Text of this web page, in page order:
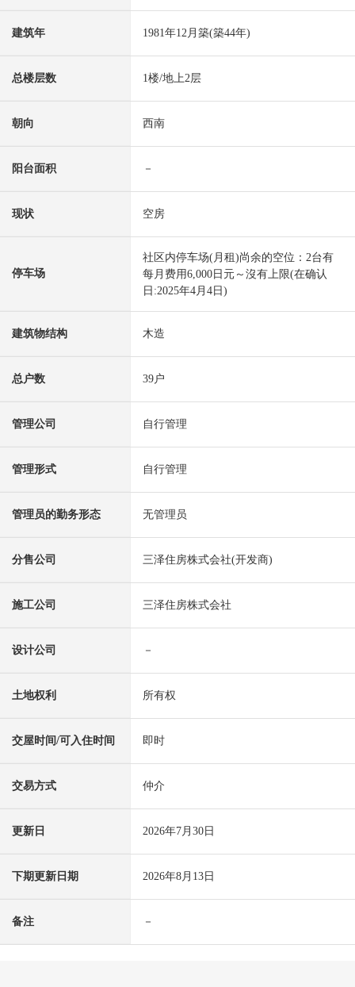
建筑年 1981年12月築(築44年)
总楼层数 1楼/地上2层
朝向 西南
阳台面积 －
现状 空房
停车场
社区内停车场(月租)尚余的空位：2台有
每月费用6,000日元～沒有上限(在确认
日:2025年4月4日)
建筑物结构 木造
总户数 39户
管理公司 自行管理
管理形式 自行管理
管理员的勤务形态 无管理员
分售公司 三泽住房株式会社(开发商)
施工公司 三泽住房株式会社
设计公司 －
土地权利 所有权
交屋时间/可入住时间 即时
交易方式 仲介
更新日 2026年7月30日
下期更新日期 2026年8月13日
备注 －